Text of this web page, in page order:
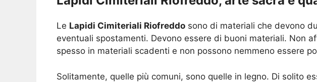
Le Lapidi Cimiteriali Riofreddo sono di materiali che devono
eventuali spostamenti. Devono essere di buoni materiali. Non
spesso in materiali scadenti e non possono nemmeno essere
Solitamente, quelle più comuni, sono quelle in legno. Di solito